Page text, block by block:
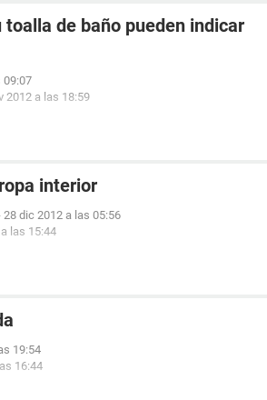
toalla de baño pueden indicar
09:07
2012 a las 18:59
interior
28 dic 2012 a las 05:56
las 15:44
19:54
16:44